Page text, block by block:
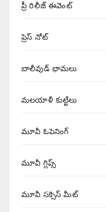
ప్రీ రిలీజ్ ఈవెంట్
ప్రెస్ నోట్
బాలీవుడ్ భామలు
మలయాళీ కుట్టిలు
మూవీ ఓపెనింగ్
మూవీ గ్లిప్స్
మూవీ సక్సెస్ మీట్